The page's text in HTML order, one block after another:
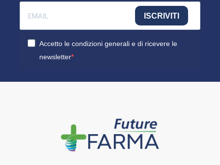
ISCRIVITI
Accetto le condizioni generali e di ricevere le
newsletter